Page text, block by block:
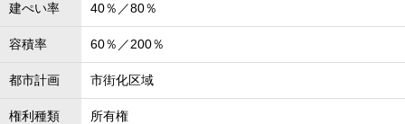
建ぺい率 40％／80％
容積率 60％／200％
都市計画 市街化区域
権利種類 所有権